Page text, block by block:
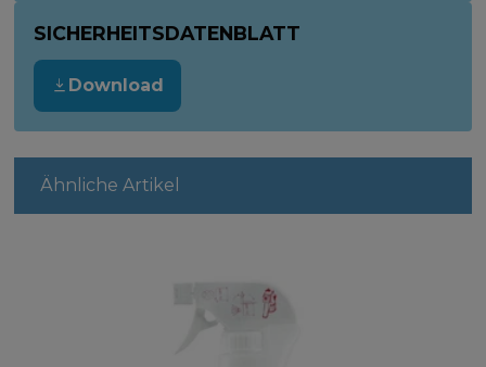
SICHERHEITSDATENBLATT
Download
Ähnliche Artikel